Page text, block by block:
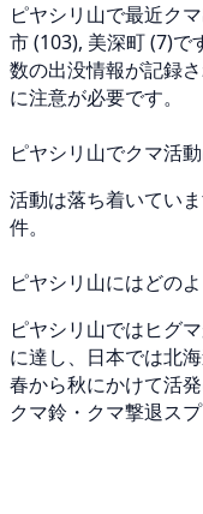
ピヤシリ山で最近ク
市 (103), 美深町 (7)で
数の出没情報が記録
に注意が必要です。
ピヤシリ山でクマ活
活動は落ち着いてい
件。
ピヤシリ山にはどの
ピヤシリ山ではヒグ
に達し、日本では北
春から秋にかけて活
クマ鈴・クマ撃退ス